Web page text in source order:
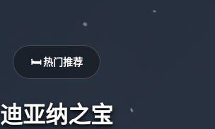
🛏️ 热门推荐
迪亚纳之宝